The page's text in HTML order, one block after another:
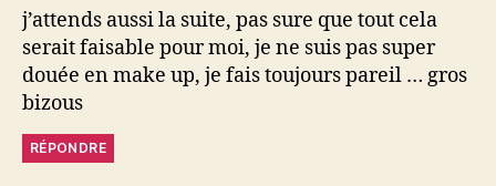
j’attends aussi la suite, pas sure que tout cela
serait faisable pour moi, je ne suis pas super
douée en make up, je fais toujours pareil … gros
bizous
RÉPONDRE